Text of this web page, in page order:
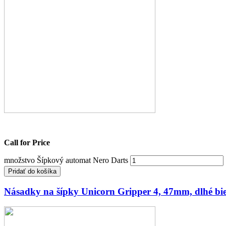
Call for Price
množstvo Šípkový automat Nero Darts
Pridať do košíka
Násadky na šípky Unicorn Gripper 4, 47mm, dlhé